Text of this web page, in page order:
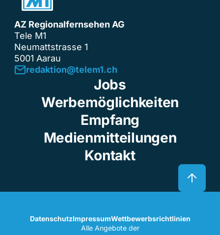
AZ Regionalfernsehen AG
Tele M1
Neumattstrasse 1
5001 Aarau
redaktion@telem1.ch
Jobs
Werbemöglichkeiten
Empfang
Medienmitteilungen
Kontakt
DatenschutzImpressumWettbewerbsrichtlinien
Alle Angebote der